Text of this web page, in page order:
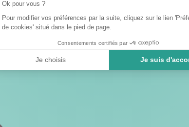
Ok pour vous ?
Pour modifier vos préférences par la suite, cliquez sur le lien
de cookies' situé dans le pied de page.
Consentements certifiés par
Je choisis Je suis